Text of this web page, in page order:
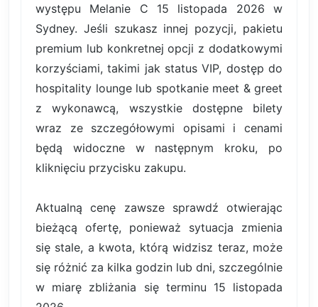
występu Melanie C 15 listopada 2026 w
Sydney. Jeśli szukasz innej pozycji, pakietu
premium lub konkretnej opcji z dodatkowymi
korzyściami, takimi jak status VIP, dostęp do
hospitality lounge lub spotkanie meet & greet
z wykonawcą, wszystkie dostępne bilety
wraz ze szczegółowymi opisami i cenami
będą widoczne w następnym kroku, po
kliknięciu przycisku zakupu.
Aktualną cenę zawsze sprawdź otwierając
bieżącą ofertę, ponieważ sytuacja zmienia
się stale, a kwota, którą widzisz teraz, może
się różnić za kilka godzin lub dni, szczególnie
w miarę zbliżania się terminu 15 listopada